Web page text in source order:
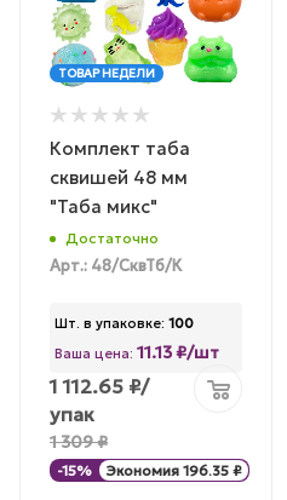
ТОВАР НЕДЕЛИ
Комплект таба
сквишей 48 мм
"Таба микс"
Достаточно
Арт.: 48/СквТб/К
Шт. в упаковке: 100
Ваша цена: 11.13 ₽/шт
1 112.65 ₽/
упак
1 309₽
-15% Экономия 196.35 ₽